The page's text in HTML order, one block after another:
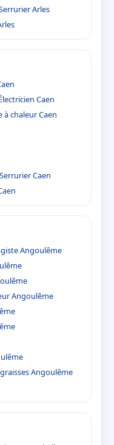
Arles
Caen
à chaleur Caen
Serrurier Caen
Angoulême
Angoulême
Angoulême